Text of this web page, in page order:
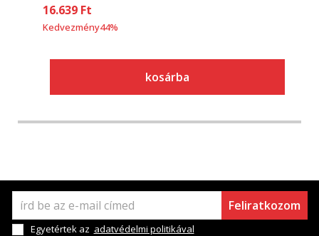
16.639 Ft
Kedvezmény44%
kosárba
Feliratkozom
Egyetértek az adatvédelmi politikával